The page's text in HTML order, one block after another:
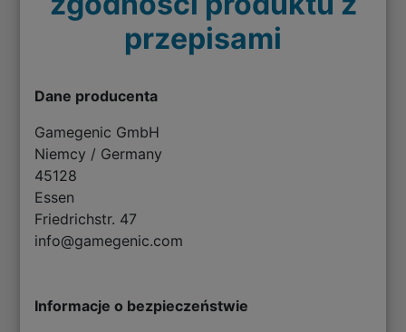
przepisami
Dane producenta
Gamegenic GmbH
Niemcy / Germany
45128
Essen
Friedrichstr. 47
info@gamegenic.com
Informacje o bezpieczeństwie